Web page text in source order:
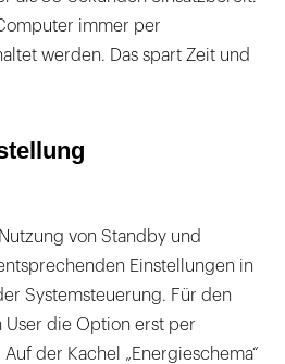
immer per
werden. Das spart Zeit und
von Standby und
Einstellungen in
Systemsteuerung. Für den
User die Option erst per
der Kachel „Energieschema“